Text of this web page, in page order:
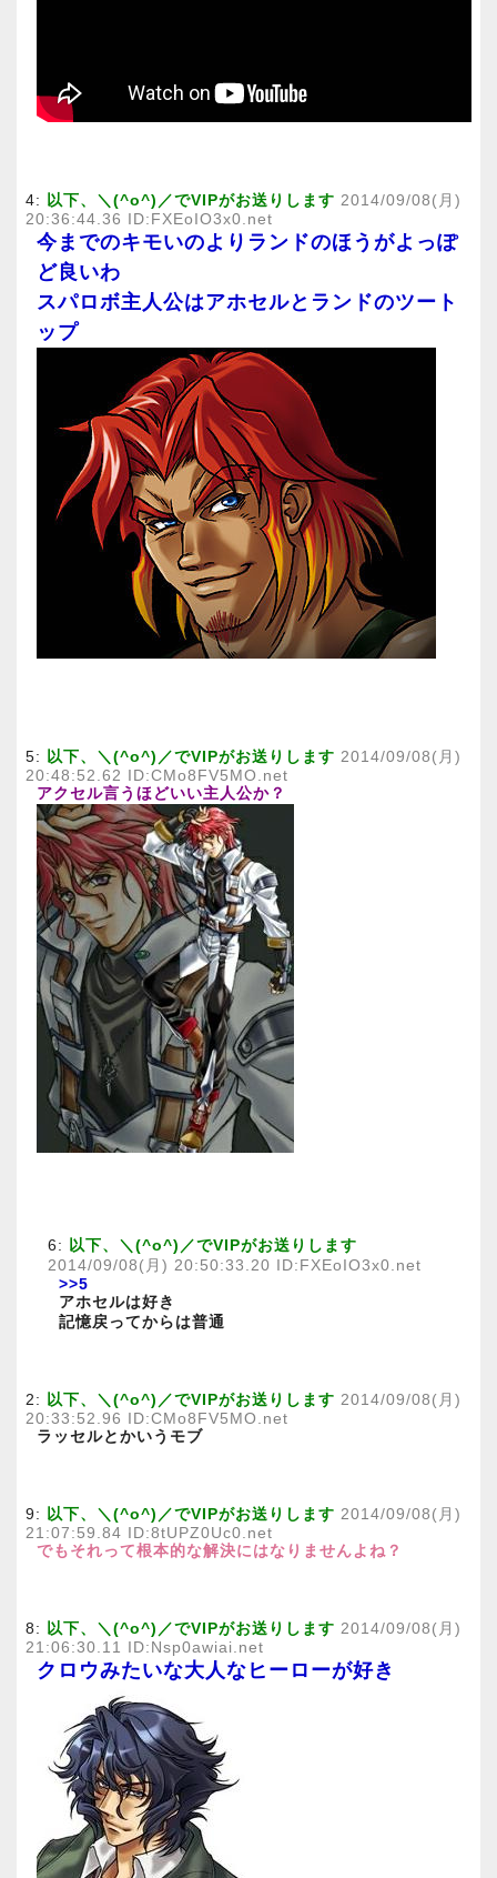
4: 以下、＼(^o^)／でVIPがお送りします 2014/09/08(月)
20:36:44.36 ID:FXEoIO3x0.net
今までのキモいのよりランドのほうがよっぽ
ど良いわ
スパロボ主人公はアホセルとランドのツート
ップ
5: 以下、＼(^o^)／でVIPがお送りします 2014/09/08(月)
20:48:52.62 ID:CMo8FV5MO.net
アクセル言うほどいい主人公か？
6: 以下、＼(^o^)／でVIPがお送りします
2014/09/08(月) 20:50:33.20 ID:FXEoIO3x0.net
>>5
アホセルは好き
記憶戻ってからは普通
2: 以下、＼(^o^)／でVIPがお送りします 2014/09/08(月)
20:33:52.96 ID:CMo8FV5MO.net
ラッセルとかいうモブ
9: 以下、＼(^o^)／でVIPがお送りします 2014/09/08(月)
21:07:59.84 ID:8tUPZ0Uc0.net
でもそれって根本的な解決にはなりませんよね？
8: 以下、＼(^o^)／でVIPがお送りします 2014/09/08(月)
21:06:30.11 ID:Nsp0awiai.net
クロウみたいな大人なヒーローが好き